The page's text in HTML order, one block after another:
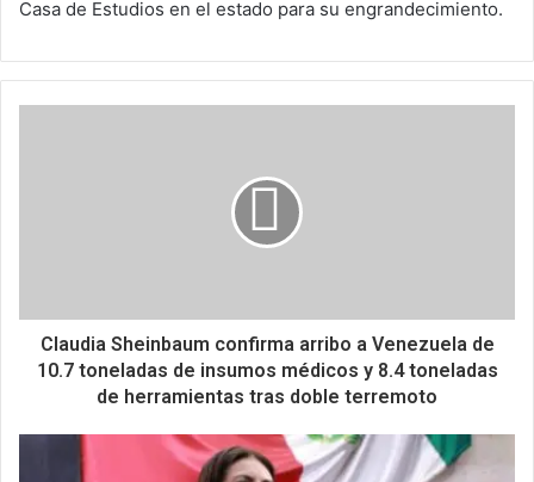
Casa de Estudios en el estado para su engrandecimiento.
Claudia Sheinbaum confirma arribo a Venezuela de
10.7 toneladas de insumos médicos y 8.4 toneladas
de herramientas tras doble terremoto